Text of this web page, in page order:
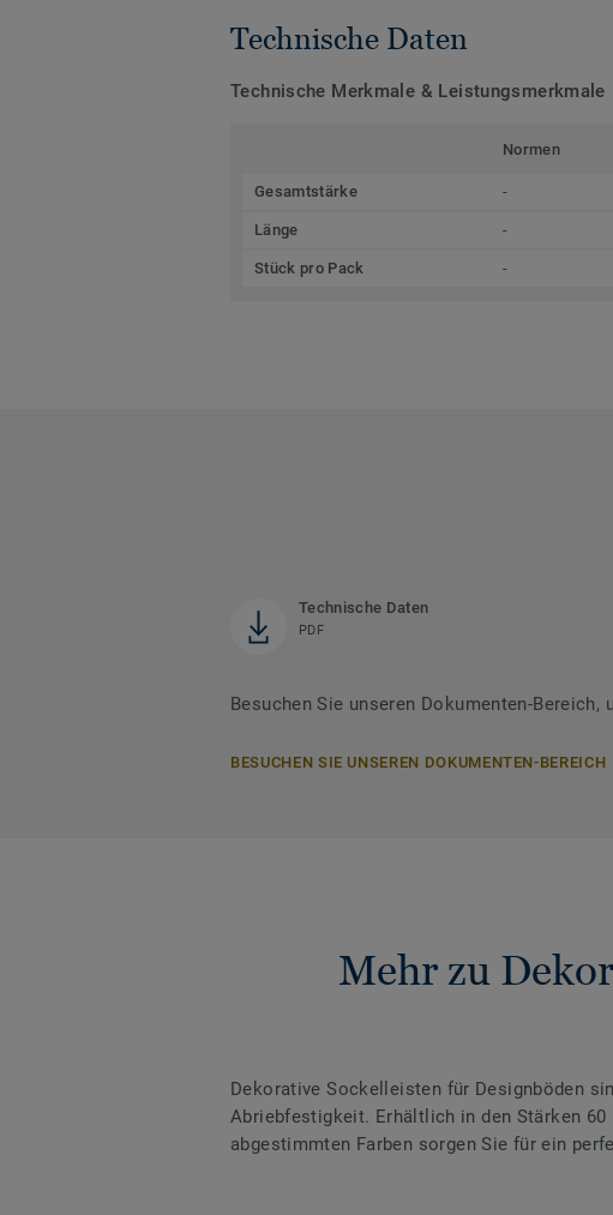
Technische Daten
Technische Merkmale & Leistungsmerkmale
Normen
Gesamtstärke -
Länge -
Stück pro Pack -
Technische Daten
PDF
Besuchen Sie unseren Dokumenten-
BESUCHEN SIE UNSEREN DOKUMENTEN-BEREICH
Mehr zu
Dekorative Sockelleisten für Designböden
Abriebfestigkeit. Erhältlich in den Stärken
abgestimmten Farben sorgen Sie für ein